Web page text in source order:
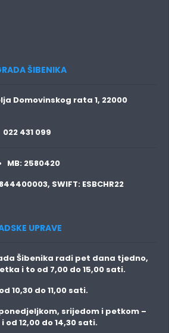
ŠIBENIKA
Domovinskog rata 1, 22000
022 431 099
MB: 2580420
SWIFT: ESBCHR22
UPRAVE
Šibenika radi pet dana tjedno,
i to od 7,00 do 15,00 sati.
od 10,30 do 11,00 sati.
srijedom i petkom –
od 12,00 do 14,30 sati.